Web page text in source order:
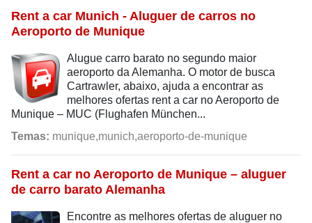
Rent a car Munich - Aluguer de carros no
Aeroporto de Munique
Alugue carro barato no segundo maior
aeroporto da Alemanha. O motor de busca
Cartrawler, abaixo, ajuda a encontrar as
melhores ofertas rent a car no Aeroporto de
Munique – MUC (Flughafen München...
Temas: munique,munich,aeroporto-de-munique
Rent a car no Aeroporto de Munique – aluguer
de carro barato Alemanha
Encontre as melhores ofertas de aluguer no